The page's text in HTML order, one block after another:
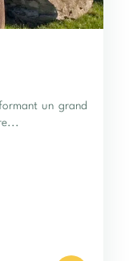
un grand